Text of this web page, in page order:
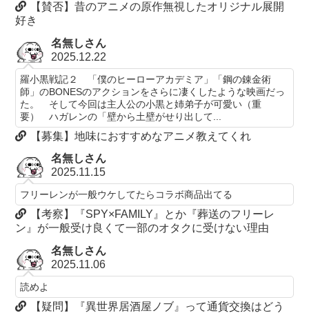
【賛否】昔のアニメの原作無視したオリジナル展開
好き
名無しさん
2025.12.22
羅小黒戦記２ 「僕のヒーローアカデミア」「鋼の錬金術
師」のBONESのアクションをさらに凄くしたような映画だっ
た。 そして今回は主人公の小黒と姉弟子が可愛い（重
要） ハガレンの「壁から土壁がせり出して...
【募集】地味におすすめなアニメ教えてくれ
名無しさん
2025.11.15
フリーレンが一般ウケしてたらコラボ商品出てる
【考察】『SPY×FAMILY』とか『葬送のフリーレ
ン』が一般受け良くて一部のオタクに受けない理由
名無しさん
2025.11.06
読めよ
【疑問】『異世界居酒屋ノブ』って通貨交換はどう